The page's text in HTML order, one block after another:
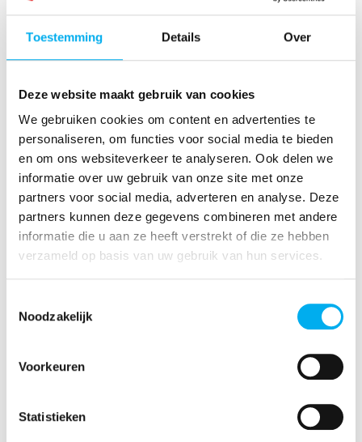
Toestemming Details Over
Deze website maakt gebruik van cookies
We gebruiken cookies om content en advertenties te
personaliseren, om functies voor social media te bieden
en om ons websiteverkeer te analyseren. Ook delen we
informatie over uw gebruik van onze site met onze
partners voor social media, adverteren en analyse. Deze
partners kunnen deze gegevens combineren met andere
informatie die u aan ze heeft verstrekt of die ze hebben
verzameld op basis van uw gebruik van hun services.
Noodzakelijk
Voorkeuren
Statistieken
Teams wählen lässt, kann das zu peinlichen
bleiben als letzte übrig, ...
Gruppeneinteilungsspiel an.